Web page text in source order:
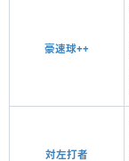
豪速球++
対左打者